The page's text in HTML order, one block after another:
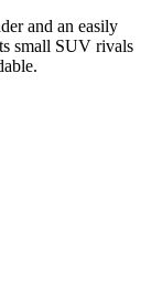
and an easily
small SUV rivals